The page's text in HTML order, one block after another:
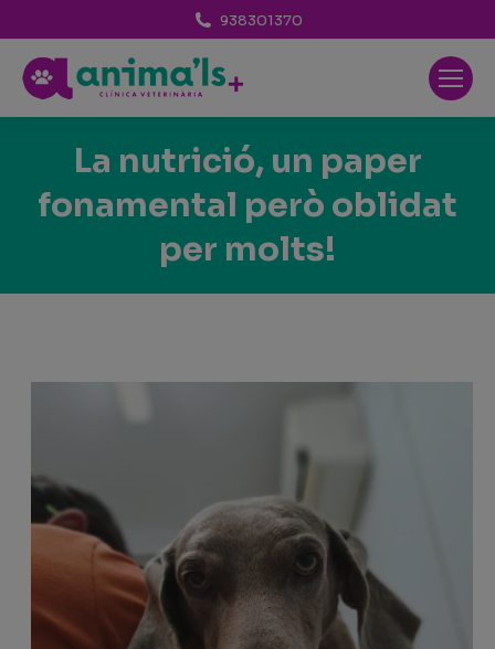
938301370
La nutrició, un paper
fonamental però oblidat
per molts!